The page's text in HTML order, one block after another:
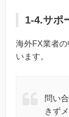
1-4.サポ
海外FX業者
います。
問い
きず